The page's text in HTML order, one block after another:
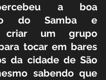
a boa
do Samba e
criar um grupo
tocar em bares
da cidade de São
sabendo que